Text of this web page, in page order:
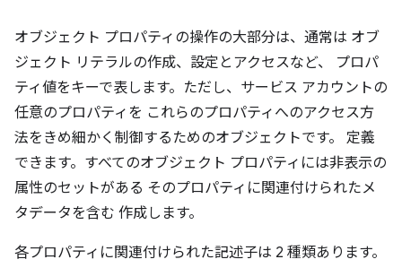
オブジェクト プロパティの操作の大部分は、通常は オブ
ジェクト リテラルの作成、設定とアクセスなど、 プロパ
ティ値をキーで表します。ただし、サービス アカウントの
任意のプロパティを これらのプロパティへのアクセス方
法をきめ細かく制御するためのオブジェクトです。 定義
できます。すべてのオブジェクト プロパティには非表示の
属性のセットがある そのプロパティに関連付けられたメ
タデータを含む 作成します。
各プロパティに関連付けられた記述子は 2 種類あります。